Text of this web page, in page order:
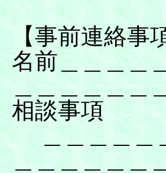
【事前連絡事
名前＿＿＿＿
＿＿＿＿＿＿
相談事項
＿＿＿＿＿
＿＿＿＿＿＿